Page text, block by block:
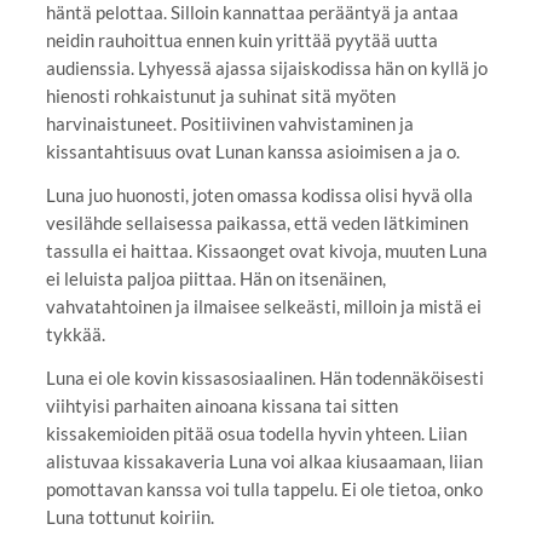
häntä pelottaa. Silloin kannattaa perääntyä ja antaa
neidin rauhoittua ennen kuin yrittää pyytää uutta
audienssia. Lyhyessä ajassa sijaiskodissa hän on kyllä jo
hienosti rohkaistunut ja suhinat sitä myöten
harvinaistuneet. Positiivinen vahvistaminen ja
kissantahtisuus ovat Lunan kanssa asioimisen a ja o.
Luna juo huonosti, joten omassa kodissa olisi hyvä olla
vesilähde sellaisessa paikassa, että veden lätkiminen
tassulla ei haittaa. Kissaonget ovat kivoja, muuten Luna
ei leluista paljoa piittaa. Hän on itsenäinen,
vahvatahtoinen ja ilmaisee selkeästi, milloin ja mistä ei
tykkää.
Luna ei ole kovin kissasosiaalinen. Hän todennäköisesti
viihtyisi parhaiten ainoana kissana tai sitten
kissakemioiden pitää osua todella hyvin yhteen. Liian
alistuvaa kissakaveria Luna voi alkaa kiusaamaan, liian
pomottavan kanssa voi tulla tappelu. Ei ole tietoa, onko
Luna tottunut koiriin.